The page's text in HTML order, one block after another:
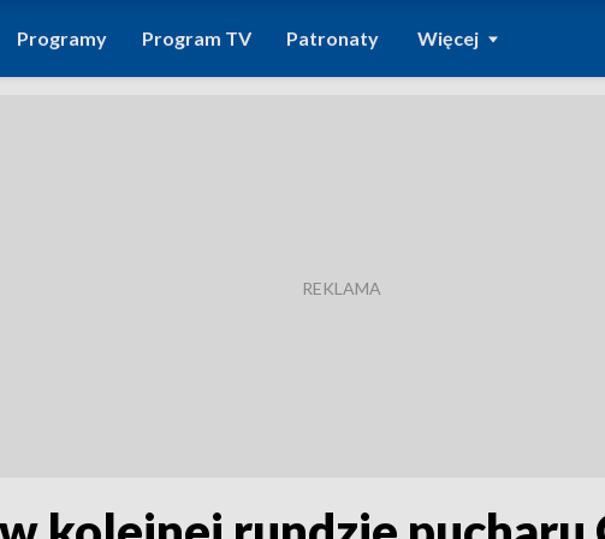
Programy Program TV Patronaty Więcej